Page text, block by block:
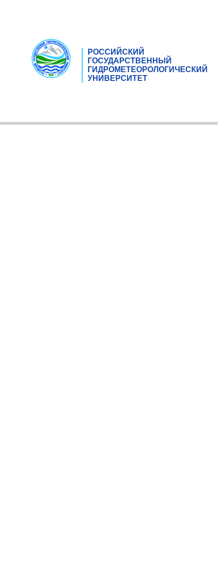
РОССИЙСКИЙ
ГОСУДАРСТВЕННЫЙ
ГИДРОМЕТЕОРОЛОГИЧЕСКИЙ
УНИВЕРСИТЕТ